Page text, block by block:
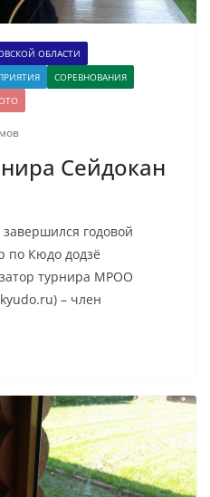
ОБЛАСТИ
СОРЕВНОВАНИЯ
Сейдокан
завершился годовой
по Кюдо додзё
турнира МРОО
– член